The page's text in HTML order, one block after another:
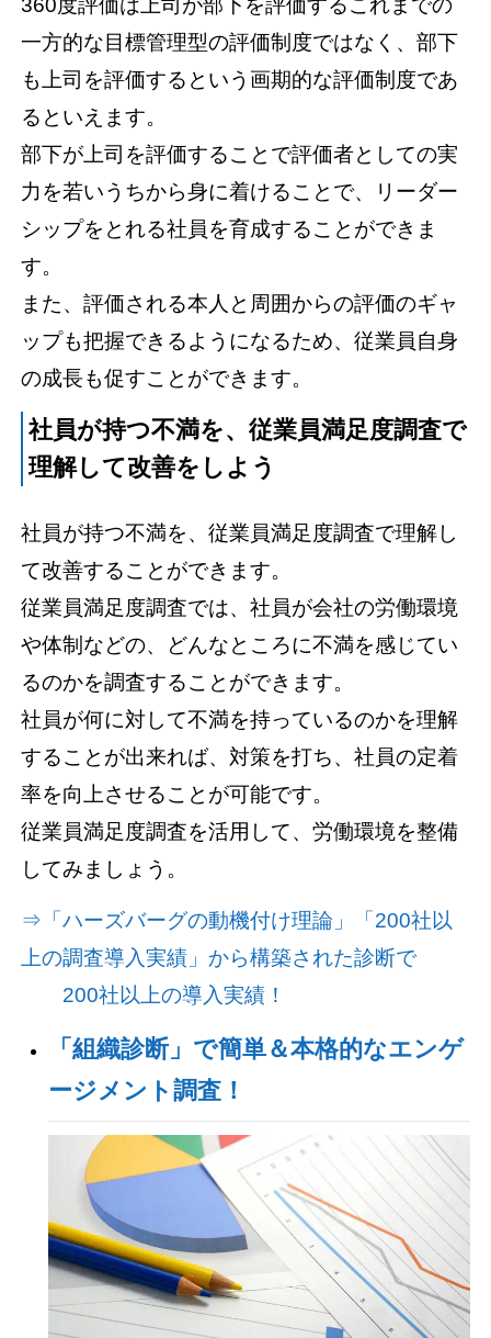
360度評価は上司が部下を評価するこれまでの
一方的な目標管理型の評価制度ではなく、部下
も上司を評価するという画期的な評価制度であ
るといえます。
部下が上司を評価することで評価者としての実
力を若いうちから身に着けることで、リーダー
シップをとれる社員を育成することができま
す。
また、評価される本人と周囲からの評価のギャ
ップも把握できるようになるため、従業員自身
の成長も促すことができます。
社員が持つ不満を、従業員満足度調査で
理解して改善をしよう
社員が持つ不満を、従業員満足度調査で理解し
て改善することができます。
従業員満足度調査では、社員が会社の労働環境
や体制などの、どんなところに不満を感じてい
るのかを調査することができます。
社員が何に対して不満を持っているのかを理解
することが出来れば、対策を打ち、社員の定着
率を向上させることが可能です。
従業員満足度調査を活用して、労働環境を整備
してみましょう。
⇒「ハーズバーグの動機付け理論」「200社以
上の調査導入実績」から構築された診断で
200社以上の導入実績！
「組織診断」で簡単＆本格的なエンゲ
ージメント調査！